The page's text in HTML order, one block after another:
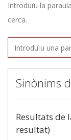
Introduïu la
cerca.
Sinònims
Resultats de
resultat)